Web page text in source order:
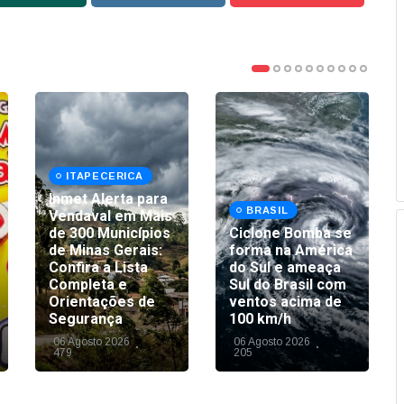
ITAPECERICA
Inmet Alerta para
Vendaval em Mais
de 300 Municípios
de Minas Gerais:
Confira a Lista
Completa e
Orientações de
Segurança
06 Agosto 2026
479
BRASIL
Ciclone Bomba se
forma na América
do Sul e ameaça
Sul do Brasil com
ventos acima de
100 km/h
06 Agosto 2026
205